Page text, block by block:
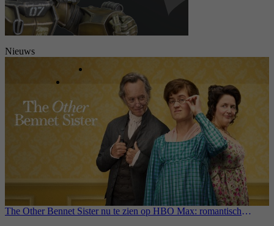
Nieuws
The Other Bennet Sister nu te zien op HBO Max: romantisch